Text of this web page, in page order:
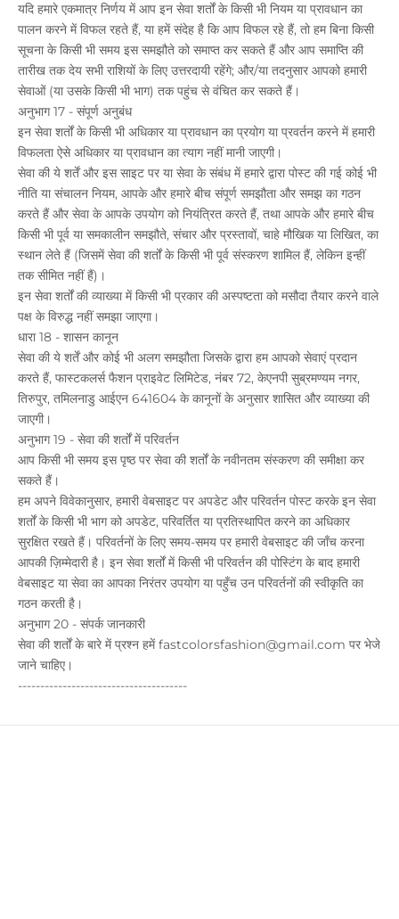
यदि हमारे एकमात्र निर्णय में आप इन सेवा शर्तों के किसी भी नियम या प्रावधान का
पालन करने में विफल रहते हैं, या हमें संदेह है कि आप विफल रहे हैं, तो हम बिना किसी
सूचना के किसी भी समय इस समझौते को समाप्त कर सकते हैं और आप समाप्ति की
तारीख तक देय सभी राशियों के लिए उत्तरदायी रहेंगे; और/या तदनुसार आपको हमारी
सेवाओं (या उसके किसी भी भाग) तक पहुंच से वंचित कर सकते हैं।
अनुभाग 17 - संपूर्ण अनुबंध
इन सेवा शर्तों के किसी भी अधिकार या प्रावधान का प्रयोग या प्रवर्तन करने में हमारी
विफलता ऐसे अधिकार या प्रावधान का त्याग नहीं मानी जाएगी।
सेवा की ये शर्तें और इस साइट पर या सेवा के संबंध में हमारे द्वारा पोस्ट की गई कोई भी
नीति या संचालन नियम, आपके और हमारे बीच संपूर्ण समझौता और समझ का गठन
करते हैं और सेवा के आपके उपयोग को नियंत्रित करते हैं, तथा आपके और हमारे बीच
किसी भी पूर्व या समकालीन समझौते, संचार और प्रस्तावों, चाहे मौखिक या लिखित, का
स्थान लेते हैं (जिसमें सेवा की शर्तों के किसी भी पूर्व संस्करण शामिल हैं, लेकिन इन्हीं
तक सीमित नहीं हैं)।
इन सेवा शर्तों की व्याख्या में किसी भी प्रकार की अस्पष्टता को मसौदा तैयार करने वाले
पक्ष के विरुद्ध नहीं समझा जाएगा।
धारा 18 - शासन कानून
सेवा की ये शर्तें और कोई भी अलग समझौता जिसके द्वारा हम आपको सेवाएं प्रदान
करते हैं, फास्टकलर्स फैशन प्राइवेट लिमिटेड, नंबर 72, केएनपी सुब्रमण्यम नगर,
तिरुपुर, तमिलनाडु आईएन 641604 के कानूनों के अनुसार शासित और व्याख्या की
जाएगी।
अनुभाग 19 - सेवा की शर्तों में परिवर्तन
आप किसी भी समय इस पृष्ठ पर सेवा की शर्तों के नवीनतम संस्करण की समीक्षा कर
सकते हैं।
हम अपने विवेकानुसार, हमारी वेबसाइट पर अपडेट और परिवर्तन पोस्ट करके इन सेवा
शर्तों के किसी भी भाग को अपडेट, परिवर्तित या प्रतिस्थापित करने का अधिकार
सुरक्षित रखते हैं। परिवर्तनों के लिए समय-समय पर हमारी वेबसाइट की जाँच करना
आपकी ज़िम्मेदारी है। इन सेवा शर्तों में किसी भी परिवर्तन की पोस्टिंग के बाद हमारी
वेबसाइट या सेवा का आपका निरंतर उपयोग या पहुँच उन परिवर्तनों की स्वीकृति का
गठन करती है।
अनुभाग 20 - संपर्क जानकारी
सेवा की शर्तों के बारे में प्रश्न हमें fastcolorsfashion@gmail.com पर भेजे
जाने चाहिए।
--------------------------------------